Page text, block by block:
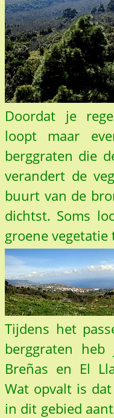
Doordat je
loopt maar
berggraten die
verandert de
buurt van de
dichtst. Soms
groene vegetatie
Tijdens het
berggraten
Breñas en El
Wat opvalt is
in dit gebied